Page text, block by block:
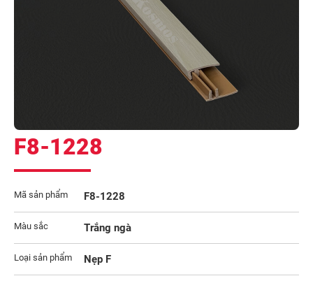
F8-1228
Mã sản phẩm F8-1228
Màu sắc Trắng ngà
Loại sản phẩm Nẹp F